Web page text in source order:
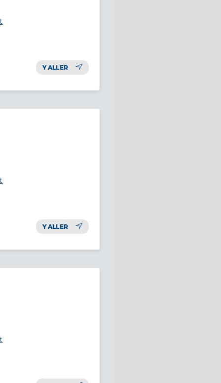
Y ALLER
Y ALLER